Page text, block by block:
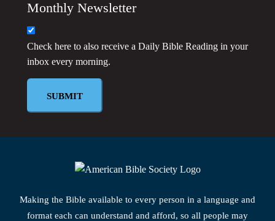
Monthly Newsletter
Check here to also receive a Daily Bible Reading in your
inbox every morning.
SUBMIT
Making the Bible available to every person in a language and
format each can understand and afford, so all people may